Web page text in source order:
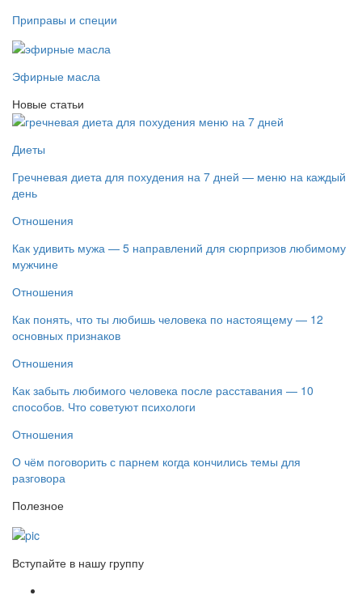
Приправы и специи
Эфирные масла
Новые статьи
Диеты
Гречневая диета для похудения на 7 дней — меню на каждый
день
Отношения
Как удивить мужа — 5 направлений для сюрпризов любимому
мужчине
Отношения
Как понять, что ты любишь человека по настоящему — 12
основных признаков
Отношения
Как забыть любимого человека после расставания — 10
способов. Что советуют психологи
Отношения
О чём поговорить с парнем когда кончились темы для
разговора
Полезное
Вступайте в нашу группу